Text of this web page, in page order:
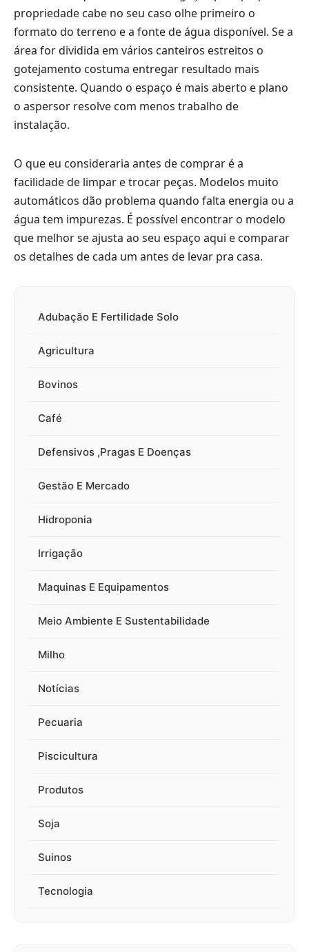
propriedade cabe no seu caso olhe primeiro o
formato do terreno e a fonte de água disponível. Se a
área for dividida em vários canteiros estreitos o
gotejamento costuma entregar resultado mais
consistente. Quando o espaço é mais aberto e plano
o aspersor resolve com menos trabalho de
instalação.
O que eu consideraria antes de comprar é a
facilidade de limpar e trocar peças. Modelos muito
automáticos dão problema quando falta energia ou a
água tem impurezas. É possível encontrar o modelo
que melhor se ajusta ao seu espaço aqui e comparar
os detalhes de cada um antes de levar pra casa.
Adubação E Fertilidade Solo
Agricultura
Bovinos
Café
Defensivos ,Pragas E Doenças
Gestão E Mercado
Hidroponia
Irrigação
Maquinas E Equipamentos
Meio Ambiente E Sustentabilidade
Milho
Notícias
Pecuaria
Piscicultura
Produtos
Soja
Suinos
Tecnologia